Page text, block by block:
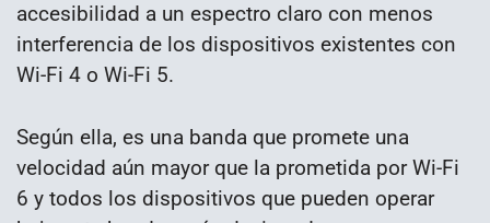
accesibilidad a un espectro claro con menos
interferencia de los dispositivos existentes con
Wi-Fi 4 o Wi-Fi 5.
Según ella, es una banda que promete una
velocidad aún mayor que la prometida por Wi-Fi
6 y todos los dispositivos que pueden operar